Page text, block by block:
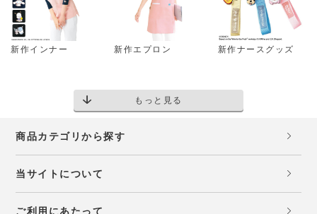
新作インナー 新作エプロン 新作ナースグッズ
もっと見る
商品カテゴリから探す
当サイトについて
ご利用にあたって